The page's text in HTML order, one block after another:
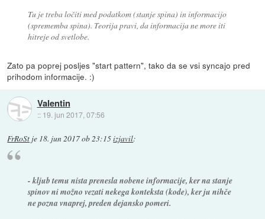
Tu je treba ločiti med podatkom (stanje spina) in informacijo
(sprememba spina). Teorija pravi, da informacija ne more iti
hitreje od svetlobe.
Zato pa poprej posljes "start pattern", tako da se vsi syncajo pred
prihodom informacije. :)
Valentin
:: 19. jun 2017, 07:56
FrRoSt je 18. jun 2017 ob 23:15izjavil:
- kljub temu nista prenesla nobene informacije, ker na stanje
spinov ni možno vezati nekega konteksta (kode), ker ju nihče
ne pozna vnaprej, preden dejansko pomeri.